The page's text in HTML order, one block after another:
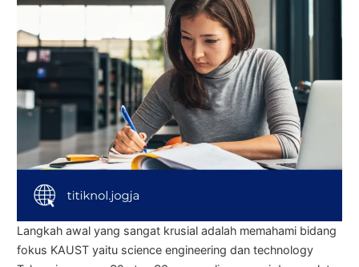
Langkah awal yang sangat krusial adalah memahami bidang
fokus KAUST yaitu science engineering dan technology